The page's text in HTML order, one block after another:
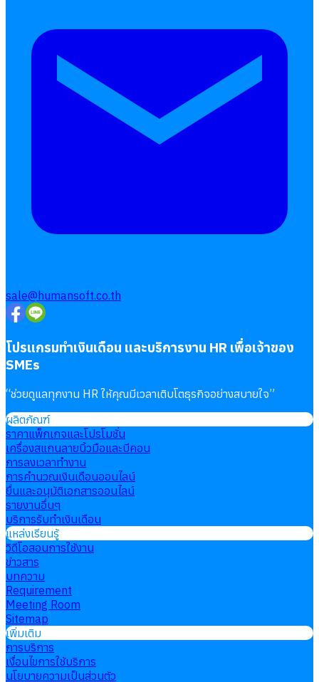
แบบฟอร์มประเมินพนักงาน
บริการรับทำเงินเดือน
Human
sale@humansoft.co.th
โปรแกรมทำเงินเดือน และบริการงาน HR เพื่อเจ้าของ
SMEs
“ช่วยดูแลทุกงาน HR ให้คุณมีเวลาเติบโตธุรกิจอย่างสบายใจ”
ผลิตภัณฑ์
ราคาแพ็กเกจและโปรโมชั่น
เครื่องสแกนลายนิ้วมือและบีคอน
การลงเวลาทำงาน
การคำนวณเงินเดือนออนไลน์
ยื่นและอนุมัติเอกสารออนไลน์
รายงานอื่นๆ
บริการรับทำเงินเดือน
แหล่งเรียนรู้
วิดีโอสอนการใช้งาน
ข่าวสาร
บทความ
Requirement
Meeting Room
Sitemap
เพิ่มเติม
การบริการ
เงื่อนไขการใช้บริการ
นโยบายความเป็นส่วนตัว